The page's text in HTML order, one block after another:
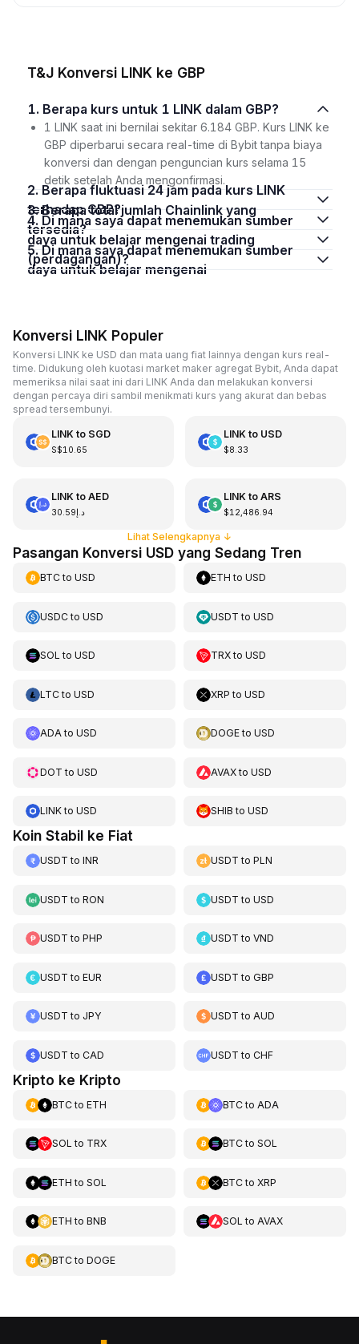
T&J Konversi LINK ke GBP
1. Berapa kurs untuk 1 LINK dalam GBP?
1 LINK saat ini bernilai sekitar 6.184 GBP. Kurs LINK ke
GBP diperbarui secara real-time di Bybit tanpa biaya
konversi dan dengan penguncian kurs selama 15
detik setelah Anda mengonfirmasi.
2. Berapa fluktuasi 24 jam pada kurs LINK
terhadap GBP?
3. Berapa total jumlah Chainlink yang
tersedia?
4. Di mana saya dapat menemukan sumber
daya untuk belajar mengenai trading
(perdagangan)?
5. Di mana saya dapat menemukan sumber
daya untuk belajar mengenai
Konversi LINK Populer
Konversi LINK ke USD dan mata uang fiat lainnya dengan kurs real-
time. Didukung oleh kuotasi market maker agregat Bybit, Anda dapat
memeriksa nilai saat ini dari LINK Anda dan melakukan konversi
dengan percaya diri sambil menikmati kurs yang akurat dan bebas
spread tersembunyi.
LINKto SGD
S$10.65
LINKto USD
$8.33
LINKto AED
د.إ30.59
LINKto ARS
$12,486.94
Lihat Selengkapnya ↓
Pasangan Konversi USD yang Sedang Tren
BTCto USD ETH toUSD
USDCto USD USDT toUSD
SOL to USD TRXtoUSD
LTCto USD XRP toUSD
ADAto USD DOGEtoUSD
DOT to USD AVAXtoUSD
LINKto USD SHIB toUSD
Koin Stabil ke Fiat
USDT to INR USDT toPLN
USDT to RON USDT toUSD
USDT to PHP USDT toVND
USDT to EUR USDT toGBP
USDT to JPY USDT toAUD
USDT to CAD USDT toCHF
Kripto ke Kripto
BTCto ETH BTCto ADA
SOL to TRX BTCto SOL
ETH to SOL BTCto XRP
ETH to BNB SOL to AVAX
BTCto DOGE